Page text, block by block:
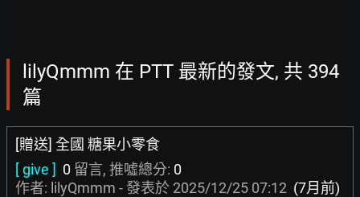
lilyQmmm 在 PTT 最新的發文, 共 394
篇
[贈送] 全國 糖果小零食
[ give ] 0 留言, 推噓總分: 0
作者: lilyQmmm - 發表於 2025/12/25 07:12 (7月前)